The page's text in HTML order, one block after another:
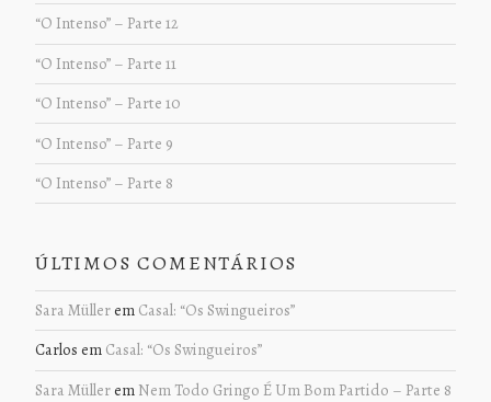
“O Intenso” – Parte 12
“O Intenso” – Parte 11
“O Intenso” – Parte 10
“O Intenso” – Parte 9
“O Intenso” – Parte 8
ÚLTIMOS COMENTÁRIOS
Sara Müllerem Casal: “Os Swingueiros”
Carlos em Casal: “Os Swingueiros”
Sara Müllerem Nem Todo Gringo É Um Bom Partido – Parte 8